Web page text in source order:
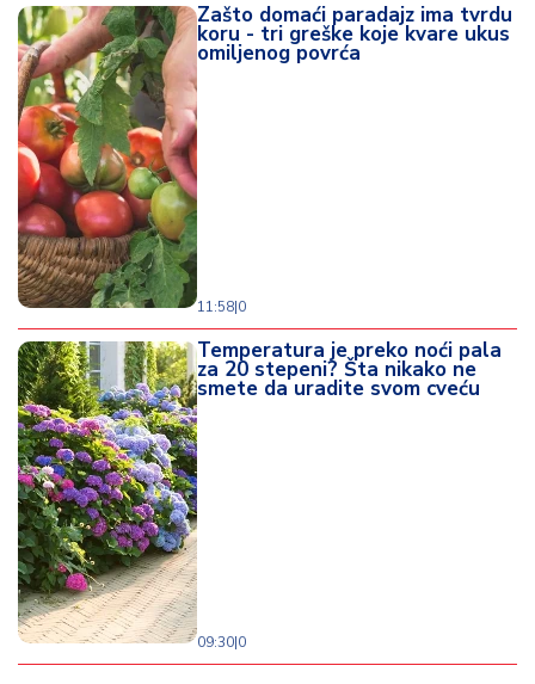
Zašto domaći paradajz ima tvrdu
koru - tri greške koje kvare ukus
omiljenog povrća
11:58|0
Temperatura je preko noći pala
za 20 stepeni? Šta nikako ne
smete da uradite svom cveću
09:30|0